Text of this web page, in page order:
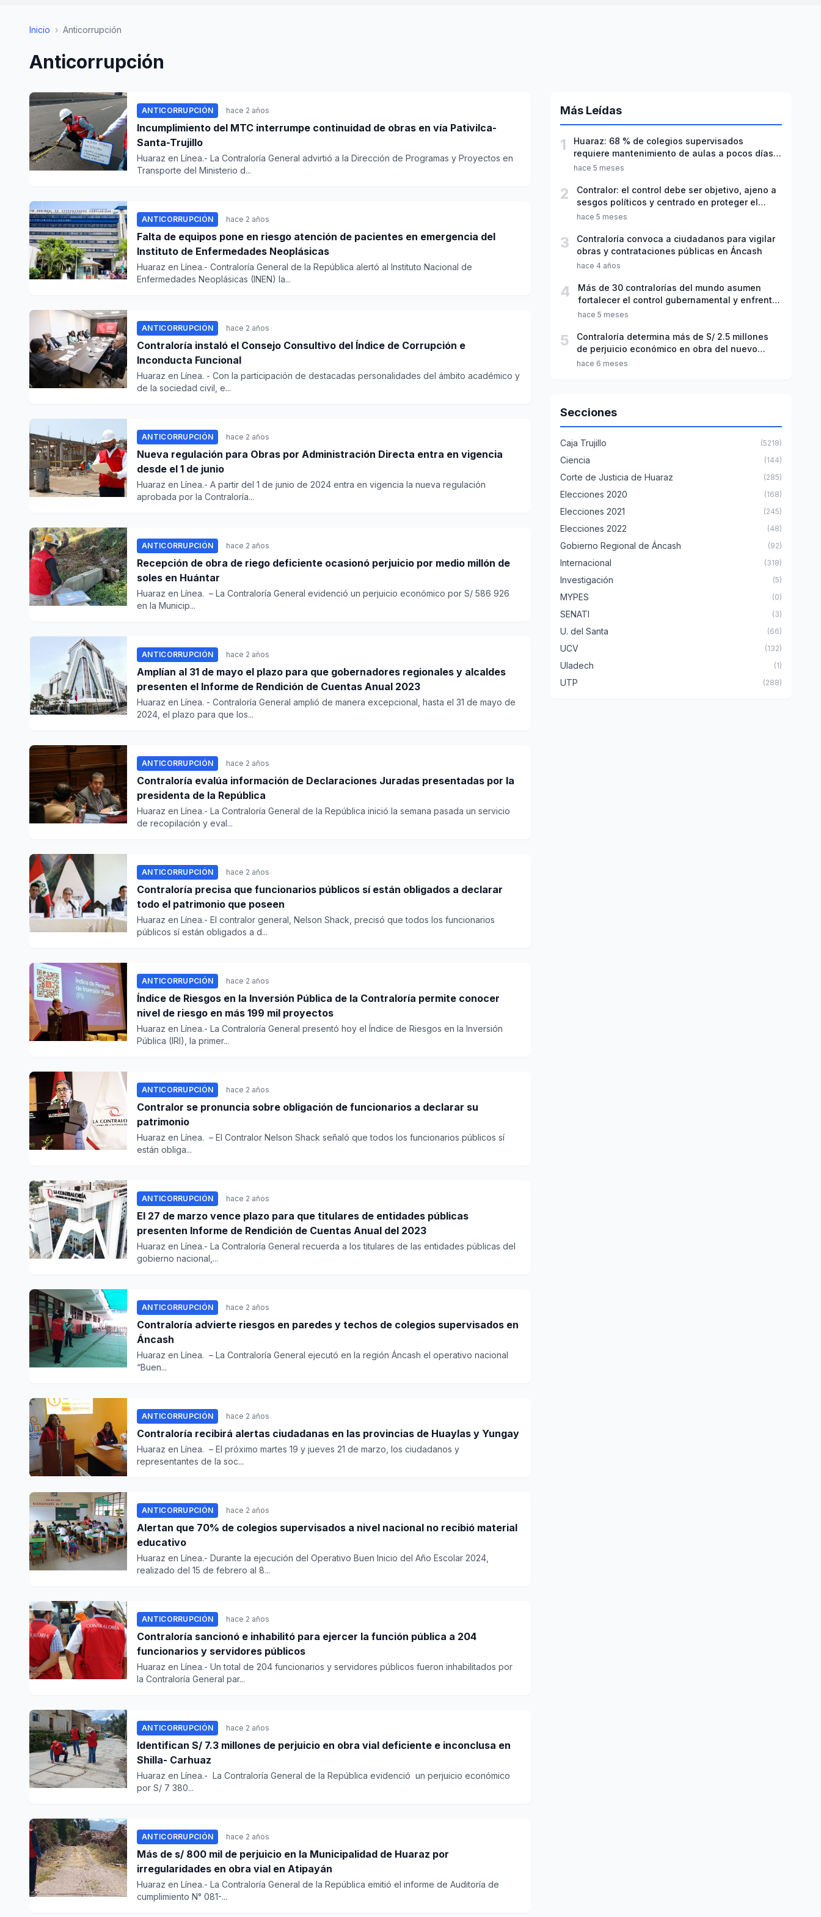
Inicio › Anticorrupción
Anticorrupción
ANTICORRUPCIÓN hace 2 años
Incumplimiento del MTC interrumpe continuidad de obras en vía Pativilca-
Santa-Trujillo
Huaraz en Línea.- La Contraloría General advirtió a la Dirección de Programas y Proyectos en
Transporte del Ministerio d...
ANTICORRUPCIÓN hace 2 años
Falta de equipos pone en riesgo atención de pacientes en emergencia del
Instituto de Enfermedades Neoplásicas
Huaraz en Línea.- Contraloría General de la República alertó al Instituto Nacional de
Enfermedades Neoplásicas (INEN) la...
ANTICORRUPCIÓN hace 2 años
Contraloría instaló el Consejo Consultivo del Índice de Corrupción e
Inconducta Funcional
Huaraz en Línea. - Con la participación de destacadas personalidades del ámbito académico y
de la sociedad civil, e...
ANTICORRUPCIÓN hace 2 años
Nueva regulación para Obras por Administración Directa entra en vigencia
desde el 1 de junio
Huaraz en Línea.- A partir del 1 de junio de 2024 entra en vigencia la nueva regulación
aprobada por la Contraloría...
ANTICORRUPCIÓN hace 2 años
Recepción de obra de riego deficiente ocasionó perjuicio por medio millón de
soles en Huántar
Huaraz en Línea. – La Contraloría General evidenció un perjuicio económico por S/ 586 926
en la Municip...
ANTICORRUPCIÓN hace 2 años
Amplían al 31 de mayo el plazo para que gobernadores regionales y alcaldes
presenten el Informe de Rendición de Cuentas Anual 2023
Huaraz en Línea. - Contraloría General amplió de manera excepcional, hasta el 31 de mayo de
2024, el plazo para que los...
ANTICORRUPCIÓN hace 2 años
Contraloría evalúa información de Declaraciones Juradas presentadas por la
presidenta de la República
Huaraz en Línea.- La Contraloría General de la República inició la semana pasada un servicio
de recopilación y eval...
ANTICORRUPCIÓN hace 2 años
Contraloría precisa que funcionarios públicos sí están obligados a declarar
todo el patrimonio que poseen
Huaraz en Línea.- El contralor general, Nelson Shack, precisó que todos los funcionarios
públicos sí están obligados a d...
ANTICORRUPCIÓN hace 2 años
Índice de Riesgos en la Inversión Pública de la Contraloría permite conocer
nivel de riesgo en más 199 mil proyectos
Huaraz en Línea.- La Contraloría General presentó hoy el Índice de Riesgos en la Inversión
Pública (IRI), la primer...
ANTICORRUPCIÓN hace 2 años
Contralor se pronuncia sobre obligación de funcionarios a declarar su
patrimonio
Huaraz en Línea. – El Contralor Nelson Shack señaló que todos los funcionarios públicos sí
están obliga...
ANTICORRUPCIÓN hace 2 años
El 27 de marzo vence plazo para que titulares de entidades públicas
presenten Informe de Rendición de Cuentas Anual del 2023
Huaraz en Línea.- La Contraloría General recuerda a los titulares de las entidades públicas del
gobierno nacional,...
ANTICORRUPCIÓN hace 2 años
Contraloría advierte riesgos en paredes y techos de colegios supervisados en
Áncash
Huaraz en Línea. – La Contraloría General ejecutó en la región Áncash el operativo nacional
“Buen...
ANTICORRUPCIÓN hace 2 años
Contraloría recibirá alertas ciudadanas en las provincias de Huaylas y Yungay
Huaraz en Línea. – El próximo martes 19 y jueves 21 de marzo, los ciudadanos y
representantes de la soc...
ANTICORRUPCIÓN hace 2 años
Alertan que 70% de colegios supervisados a nivel nacional no recibió material
educativo
Huaraz en Línea.- Durante la ejecución del Operativo Buen Inicio del Año Escolar 2024,
realizado del 15 de febrero al 8...
ANTICORRUPCIÓN hace 2 años
Contraloría sancionó e inhabilitó para ejercer la función pública a 204
funcionarios y servidores públicos
Huaraz en Línea.- Un total de 204 funcionarios y servidores públicos fueron inhabilitados por
la Contraloría General par...
ANTICORRUPCIÓN hace 2 años
Identifican S/ 7.3 millones de perjuicio en obra vial deficiente e inconclusa en
Shilla- Carhuaz
Huaraz en Línea.- La Contraloría General de la República evidenció un perjuicio económico
por S/ 7 380...
ANTICORRUPCIÓN hace 2 años
Más de s/ 800 mil de perjuicio en la Municipalidad de Huaraz por
irregularidades en obra vial en Atipayán
Huaraz en Línea.- La Contraloría General de la República emitió el informe de Auditoría de
cumplimiento N° 081-...
Más Leídas
1
Huaraz: 68 % de colegios supervisados
requiere mantenimiento de aulas a pocos días
de inicio del año escolar 2026
hace 5 meses
2
Contralor: el control debe ser objetivo, ajeno a
sesgos políticos y centrado en proteger el
interés público
hace 5 meses
3
Contraloría convoca a ciudadanos para vigilar
obras y contrataciones públicas en Áncash
hace 4 años
4
Más de 30 contralorías del mundo asumen
fortalecer el control gubernamental y enfrentar
la corrupción transnacional
hace 5 meses
5
Contraloría determina más de S/ 2.5 millones
de perjuicio económico en obra del nuevo
hospital de Apoyo de Yungay
hace 6 meses
Secciones
Caja Trujillo (5218)
Ciencia (144)
Corte de Justicia de Huaraz (285)
Elecciones 2020 (168)
Elecciones 2021 (245)
Elecciones 2022 (48)
Gobierno Regional de Áncash (92)
Internacional (318)
Investigación (5)
MYPES (0)
SENATI (3)
U. del Santa (66)
UCV (132)
Uladech (1)
UTP (288)